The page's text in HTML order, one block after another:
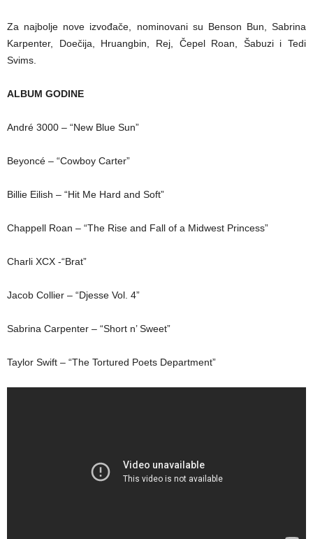
Za najbolje nove izvođače, nominovani su Benson Bun, Sabrina
Karpenter, Doečija, Hruangbin, Rej, Čepel Roan, Šabuzi i Tedi
Svims.
ALBUM GODINE
André 3000 – “New Blue Sun”
Beyoncé – “Cowboy Carter”
Billie Eilish – “Hit Me Hard and Soft”
Chappell Roan – “The Rise and Fall of a Midwest Princess”
Charli XCX -“Brat”
Jacob Collier – “Djesse Vol. 4”
Sabrina Carpenter – “Short n’ Sweet”
Taylor Swift – “The Tortured Poets Department”